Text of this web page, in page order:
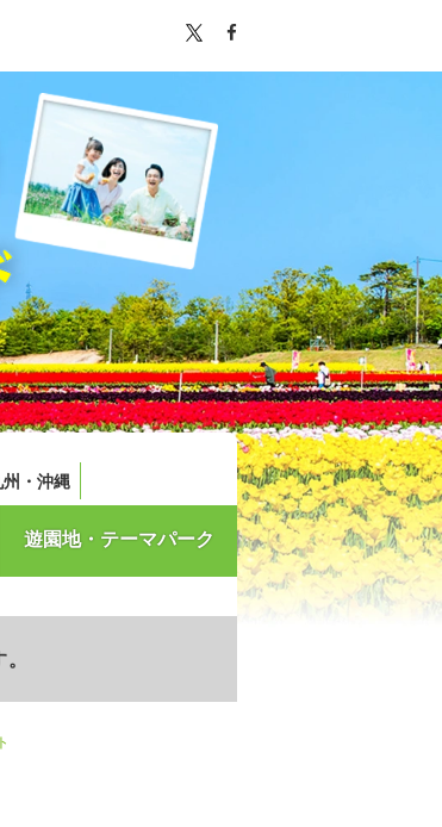
州・沖縄
遊園地・テーマパーク